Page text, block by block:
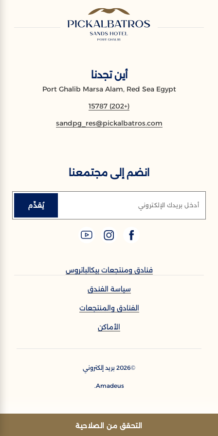
أين تجدنا
Port Ghalib Marsa Alam, Red Sea Egypt
(+202) 15787
sandpg_res@pickalbatros.com
انضم إلى مجتمعنا
أدخل بريدك الإلكتروني يُقدِّم
فنادق ومنتجعات بيكالباتروس
سياسة الفندق
الفنادق والمنتجعات
الأماكن
©
2026 بريد إلكتروني
Amadeus.
التحقق من الصلاحية